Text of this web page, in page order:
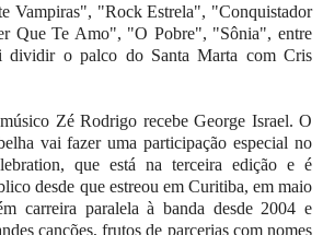
Vampiras", "Rock Estrela", "Conquistador
Que Te Amo", "O Pobre", "Sônia", entre
dividir o palco do Santa Marta com Cris
Zé Rodrigo recebe George Israel. O
vai fazer uma participação especial no
que está na terceira edição e é
desde que estreou em Curitiba, em maio
carreira paralela à banda desde 2004 e
canções, frutos de parcerias com nomes